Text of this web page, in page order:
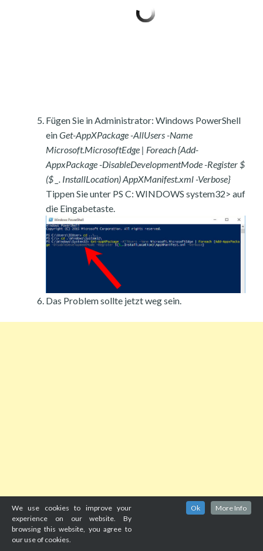
Fügen Sie in Administrator: Windows PowerShell
einGet-AppXPackage -AllUsers -Name
Microsoft.MicrosoftEdge | Foreach {Add-
AppxPackage -DisableDevelopmentMode -Register $
($ _. InstallLocation) AppXManifest.xml -Verbose}
Tippen Sie unter PS C: WINDOWS system32> auf
die Eingabetaste.
Das Problem sollte jetzt weg sein.
We use cookies to improve your
experience on our website. By
browsing this website, you agree to
our use of cookies.
Ok More Info